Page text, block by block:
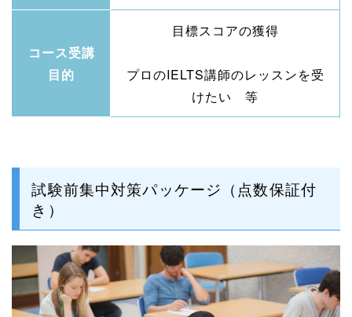
コース受講
目的
目標スコアの獲得
プロのIELTS講師のレッスンを受
けたい 等
試験前集中対策パッケージ（点数保証付
き）